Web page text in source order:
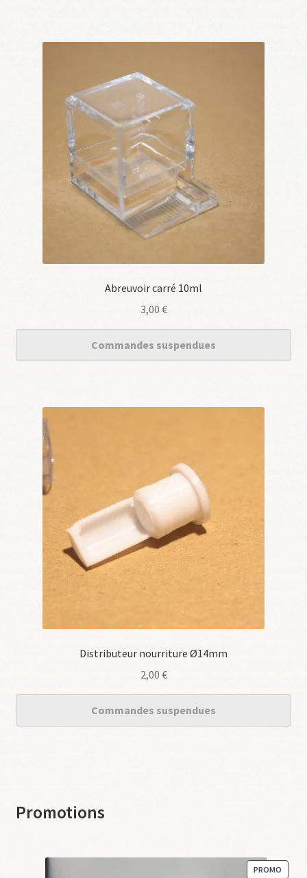
Abreuvoir carré 10ml
3,00 €
Commandes suspendues
Distributeur nourriture Ø14mm
2,00 €
Commandes suspendues
Promotions
PROMO